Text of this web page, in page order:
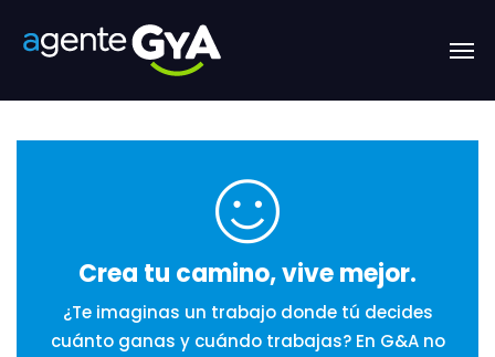
Crea tu camino, vive mejor.
¿Te imaginas un trabajo donde tú decides
cuánto ganas y cuándo trabajas? En G&A no